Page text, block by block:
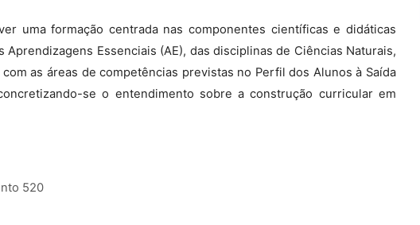
uma formação centrada nas componentes científicas e didáticas
Essenciais (AE), das disciplinas de Ciências Naturais,
as áreas de competências previstas no Perfil dos Alunos à Saída
se o entendimento sobre a construção curricular em
520